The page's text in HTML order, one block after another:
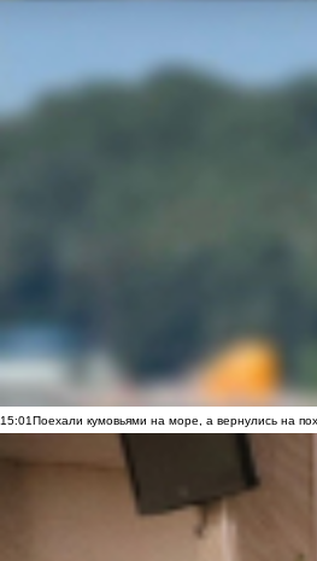
15:01Поехали кумовьями на море, а вернулись на